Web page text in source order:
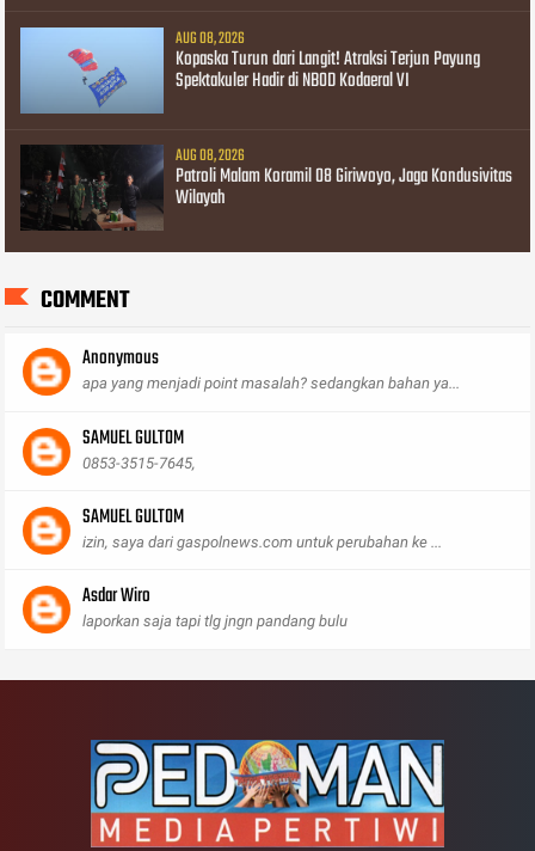
AUG 08, 2026
Kopaska Turun dari Langit! Atraksi Terjun Payung
Spektakuler Hadir di NBOD Kodaeral VI
AUG 08, 2026
Patroli Malam Koramil 08 Giriwoyo, Jaga Kondusivitas
Wilayah
COMMENT
Anonymous
apa yang menjadi point masalah? sedangkan bahan ya...
SAMUEL GULTOM
0853-3515-7645,
SAMUEL GULTOM
izin, saya dari gaspolnews.com untuk perubahan ke ...
Asdar Wiro
laporkan saja tapi tlg jngn pandang bulu